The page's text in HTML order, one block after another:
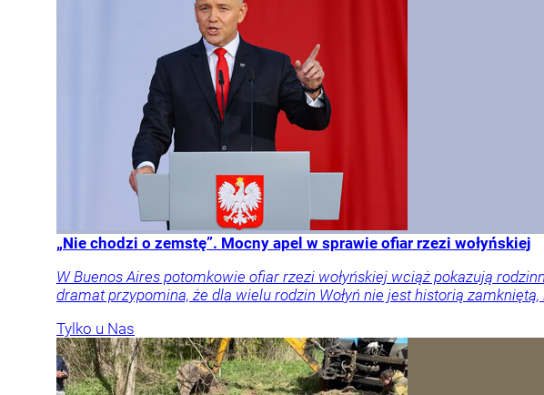
„Nie chodzi o zemstę”. Mocny apel w sprawie ofiar rzezi wołyńskiej
W Buenos Aires potomkowie ofiar rzezi wołyńskiej wciąż pokazują
dramat przypomina, że dla wielu rodzin Wołyń nie jest historią
Tylko u Nas